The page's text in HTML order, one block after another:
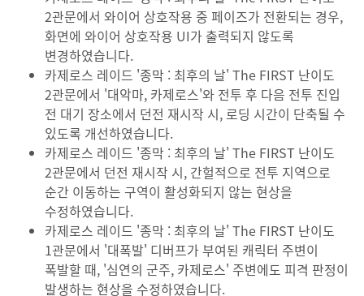
2관문에서 와이어 상호작용 중 페이즈가 전환되는 경우,
화면에 와이어 상호작용 UI가 출력되지 않도록
변경하였습니다.
카제로스 레이드 '종막 : 최후의 날' The FIRST 난이도
2관문에서 '대악마, 카제로스'와 전투 후 다음 전투 진입
전 대기 장소에서 던전 재시작 시, 로딩 시간이 단축될 수
있도록 개선하였습니다.
카제로스 레이드 '종막 : 최후의 날' The FIRST 난이도
2관문에서 던전 재시작 시, 간헐적으로 전투 지역으로
순간 이동하는 구역이 활성화되지 않는 현상을
수정하였습니다.
카제로스 레이드 '종막 : 최후의 날' The FIRST 난이도
1관문에서 '대폭발' 디버프가 부여된 캐릭터 주변이
폭발할 때, '심연의 군주, 카제로스' 주변에도 피격 판정이
발생하는 현상을 수정하였습니다.